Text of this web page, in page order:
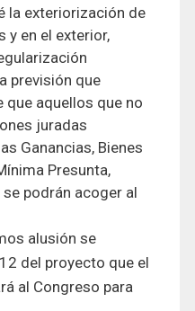
la exteriorización de
y en el exterior,
previsión que
que aquellos que no
juradas
Ganancias, Bienes
Presunta,
podrán acoger al
alusión se
del proyecto que el
al Congreso para